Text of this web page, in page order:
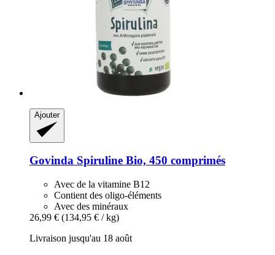
Ajouter
Govinda Spiruline Bio, 450 comprimés
Avec de la vitamine B12
Contient des oligo-éléments
Avec des minéraux
26,99 € (134,95 € / kg)
Livraison jusqu'au 18 août